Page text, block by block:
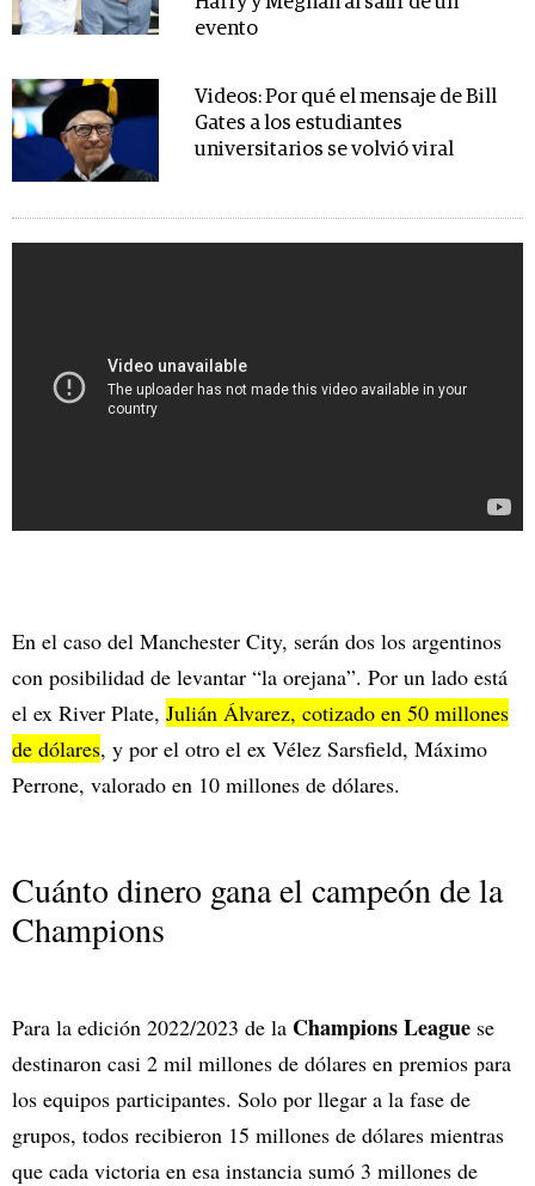
evento
Videos: Por qué el mensaje de Bill
Gates a los estudiantes
universitarios se volvió viral
En el caso del Manchester City, serán dos los argentinos
con posibilidad de levantar “la orejana”. Por un lado está
el ex River Plate, Julián Álvarez, cotizado en 50 millones
de dólares, y por el otro el ex Vélez Sarsfield, Máximo
Perrone, valorado en 10 millones de dólares.
Cuánto dinero gana el campeón de la
Champions
Para la edición 2022/2023 de la Champions League se
destinaron casi 2 mil millones de dólares en premios para
los equipos participantes. Solo por llegar a la fase de
grupos, todos recibieron 15 millones de dólares mientras
que cada victoria en esa instancia sumó 3 millones de